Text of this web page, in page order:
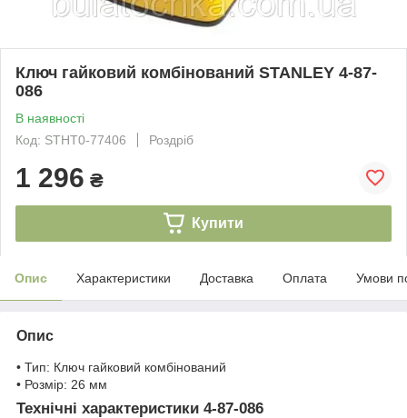
Ключ гайковий комбінований STANLEY 4-87-
086
В наявності
Код: STHT0-77406
Роздріб
1 296 ₴
Купити
Опис Характеристики Доставка Оплата Умови
Опис
• Тип: Ключ гайковий комбінований
• Розмір: 26 мм
Технічні характеристики 4-87-086